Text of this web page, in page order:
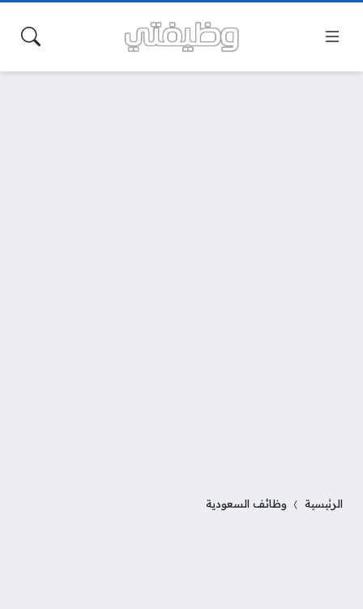
الرئيسية وظائف السعودية